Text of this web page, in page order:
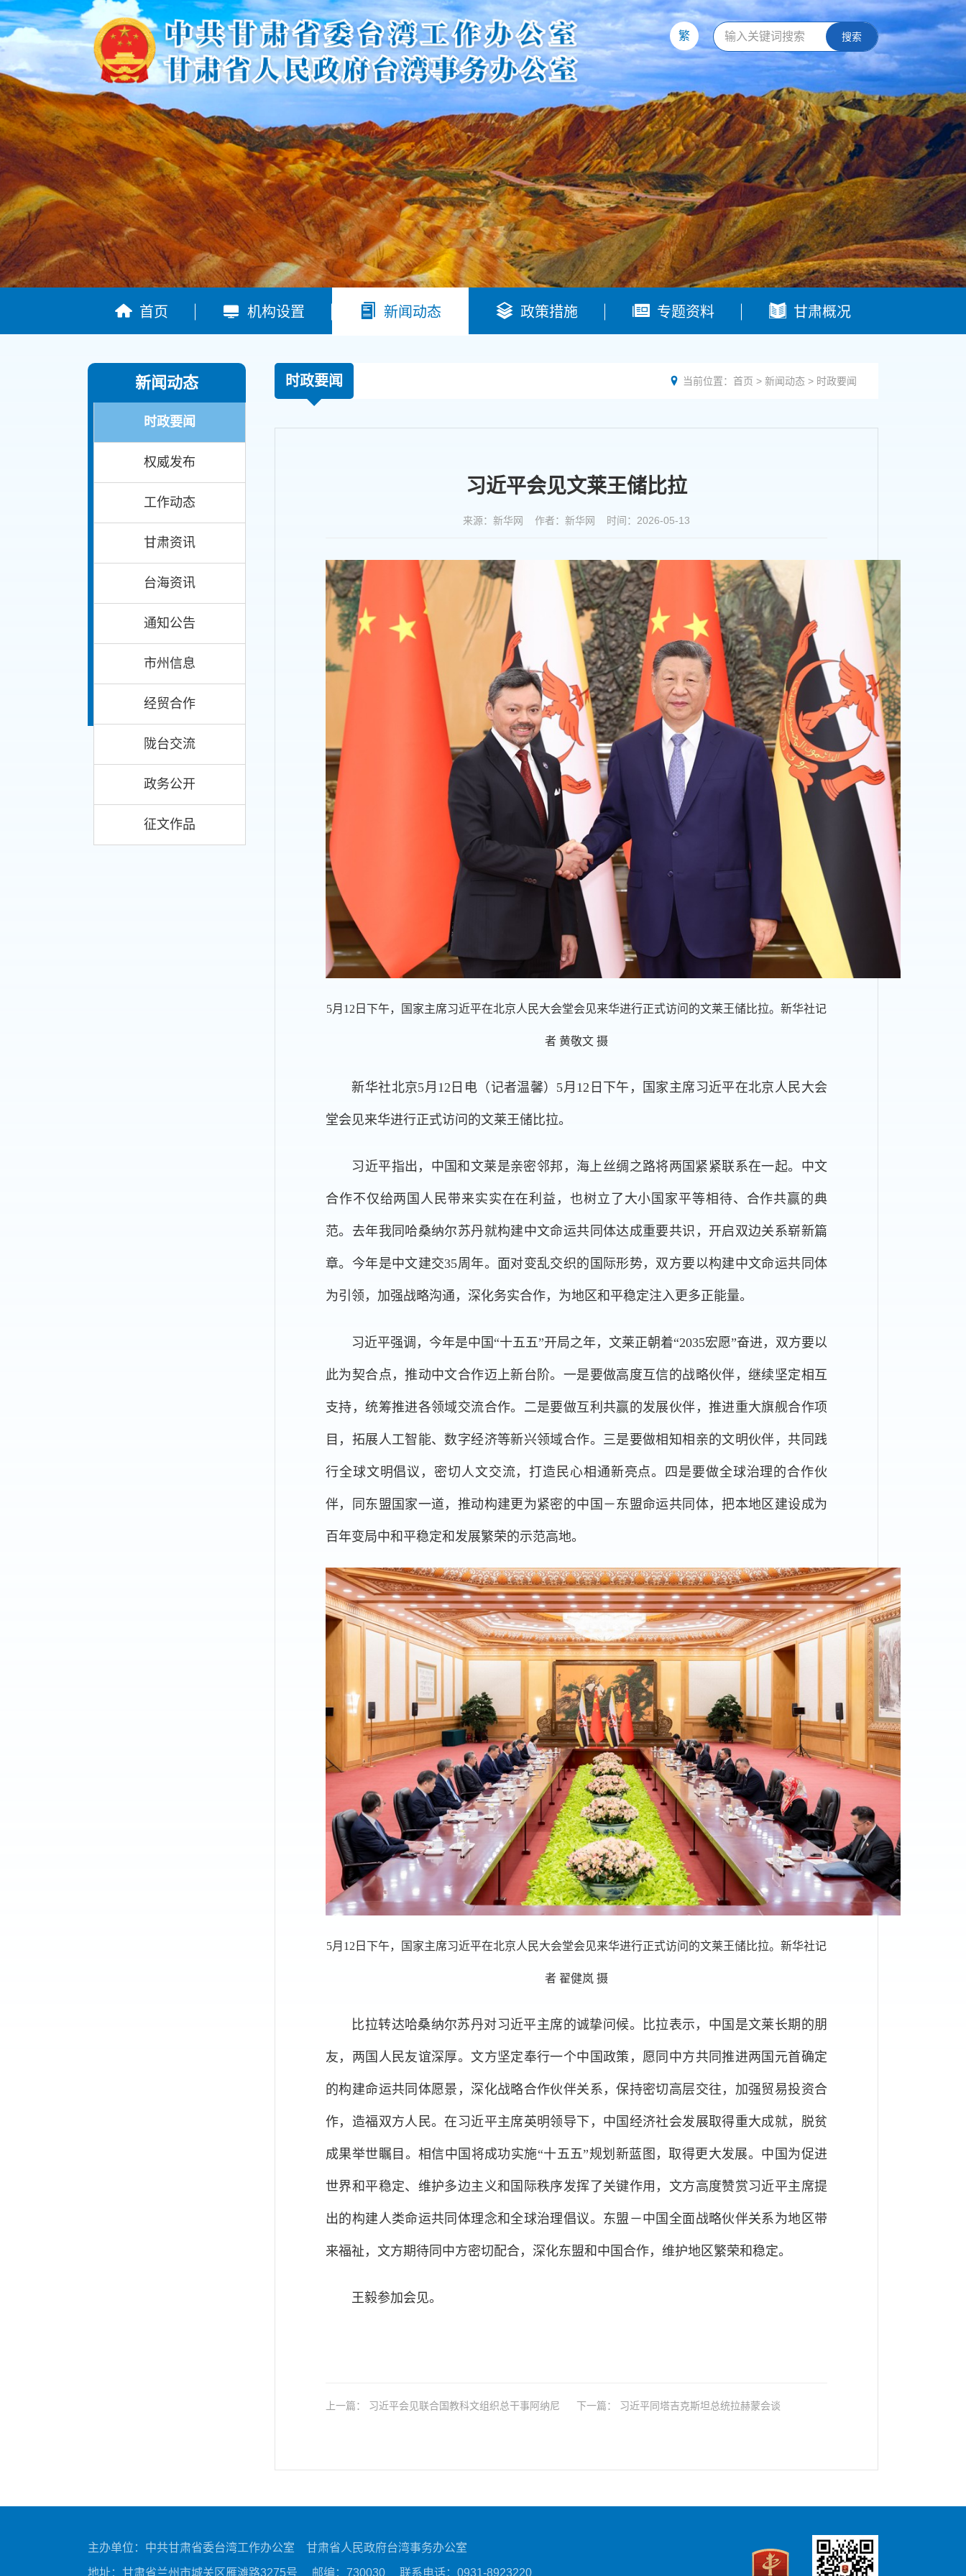
繁 搜索
 首页  机构设置  新闻动态  政策措施  专题资料  甘肃概况
新闻动态
时政要闻
权威发布
工作动态
甘肃资讯
台海资讯
通知公告
市州信息
经贸合作
陇台交流
政务公开
征文作品
时政要闻  当前位置： 首页 > 新闻动态 > 时政要闻
习近平会见文莱王储比拉
来源：新华网 作者：新华网 时间：2026-05-13
5月12日下午，国家主席习近平在北京人民大会堂会见来华进行正式访问的文莱王储比拉。新华社记
者 黄敬文 摄
新华社北京5月12日电（记者温馨）5月12日下午，国家主席习近平在北京人民大会
堂会见来华进行正式访问的文莱王储比拉。
习近平指出，中国和文莱是亲密邻邦，海上丝绸之路将两国紧紧联系在一起。中文
合作不仅给两国人民带来实实在在利益，也树立了大小国家平等相待、合作共赢的典
范。去年我同哈桑纳尔苏丹就构建中文命运共同体达成重要共识，开启双边关系崭新篇
章。今年是中文建交35周年。面对变乱交织的国际形势，双方要以构建中文命运共同体
为引领，加强战略沟通，深化务实合作，为地区和平稳定注入更多正能量。
习近平强调，今年是中国“十五五”开局之年，文莱正朝着“2035宏愿”奋进，双方要以
此为契合点，推动中文合作迈上新台阶。一是要做高度互信的战略伙伴，继续坚定相互
支持，统筹推进各领域交流合作。二是要做互利共赢的发展伙伴，推进重大旗舰合作项
目，拓展人工智能、数字经济等新兴领域合作。三是要做相知相亲的文明伙伴，共同践
行全球文明倡议，密切人文交流，打造民心相通新亮点。四是要做全球治理的合作伙
伴，同东盟国家一道，推动构建更为紧密的中国－东盟命运共同体，把本地区建设成为
百年变局中和平稳定和发展繁荣的示范高地。
5月12日下午，国家主席习近平在北京人民大会堂会见来华进行正式访问的文莱王储比拉。新华社记
者 翟健岚 摄
比拉转达哈桑纳尔苏丹对习近平主席的诚挚问候。比拉表示，中国是文莱长期的朋
友，两国人民友谊深厚。文方坚定奉行一个中国政策，愿同中方共同推进两国元首确定
的构建命运共同体愿景，深化战略合作伙伴关系，保持密切高层交往，加强贸易投资合
作，造福双方人民。在习近平主席英明领导下，中国经济社会发展取得重大成就，脱贫
成果举世瞩目。相信中国将成功实施“十五五”规划新蓝图，取得更大发展。中国为促进
世界和平稳定、维护多边主义和国际秩序发挥了关键作用，文方高度赞赏习近平主席提
出的构建人类命运共同体理念和全球治理倡议。东盟－中国全面战略伙伴关系为地区带
来福祉，文方期待同中方密切配合，深化东盟和中国合作，维护地区繁荣和稳定。
王毅参加会见。
上一篇： 习近平会见联合国教科文组织总干事阿纳尼 下一篇： 习近平同塔吉克斯坦总统拉赫蒙会谈
主办单位：中共甘肃省委台湾工作办公室 甘肃省人民政府台湾事务办公室
地址：甘肃省兰州市城关区雁滩路3275号 邮编：730030 联系电话：0931-8923220